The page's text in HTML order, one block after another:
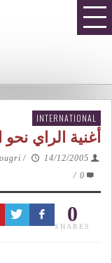
INTERNATIONAL
أغنية الراي نحو
/
14/12/2005
0
/
0
SHARES